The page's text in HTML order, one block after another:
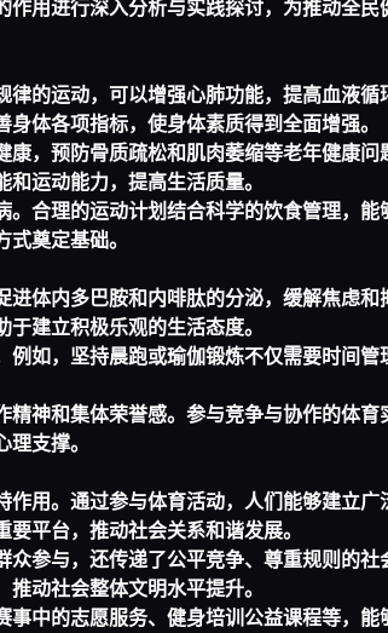
用进行深入分析与实践探讨，为推动全
的运动，可以增强心肺功能，提高血液循
体各项指标，使身体素质得到全面增强。
，预防骨质疏松和肌肉萎缩等老年健康问
运动能力，提高生活质量。
合理的运动计划结合科学的饮食管理，
奠定基础。
体内多巴胺和内啡肽的分泌，缓解焦虑
建立积极乐观的生活态度。
如，坚持晨跑或瑜伽锻炼不仅需要时间管
神和集体荣誉感。参与竞争与协作的体
支撑。
用。通过参与体育活动，人们能够建立
平台，推动社会关系和谐发展。
参与，还传递了公平竞争、尊重规则的
动社会整体文明水平提升。
中的志愿服务、健身培训公益课程等，